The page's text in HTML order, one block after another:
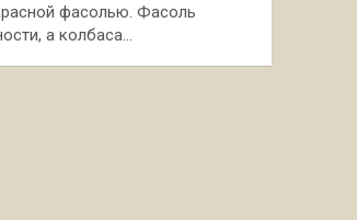
фасолью. Фасоль
а колбаса…